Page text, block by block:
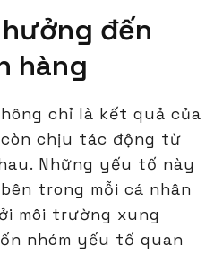
đến
hàng
chỉ là kết quả của
chịu tác động từ
Những yếu tố này
trong mỗi cá nhân
môi trường xung
nhóm yếu tố quan